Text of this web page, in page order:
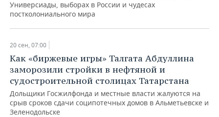
Универсиады, выборах в России и чудесах
постколониального мира
20 сен, 07:00
Как «биржевые игры» Талгата Абдуллина
заморозили стройки в нефтяной и
судостроительной столицах Татарстана
Дольщики Госжилфонда и местные власти жалуются на
срыв сроков сдачи соципотечных домов в Альметьевске и
Зеленодольске